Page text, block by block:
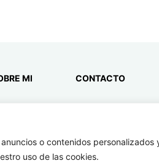
o contenidos personalizados
uso de las cookies.
MI CONTACTO